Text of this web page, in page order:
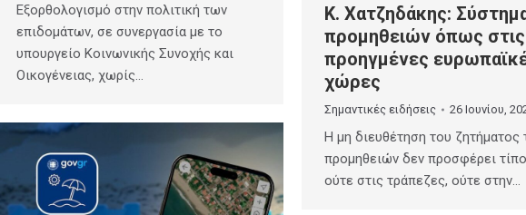
Εξορθολογισμό στην πολιτική των
επιδομάτων, σε συνεργασία με το
υπουργείο Κοινωνικής Συνοχής και
Οικογένειας, χωρίς…
Κ. Χατζηδάκης:
προμηθειών όπως στις
προηγμένες
χώρες
Σημαντικές ειδήσεις 26 Ιουνίου,
Η μη διευθέτηση του ζητήματος
προμηθειών δεν προσφέρει
ούτε στις τράπεζες, ούτε στην…